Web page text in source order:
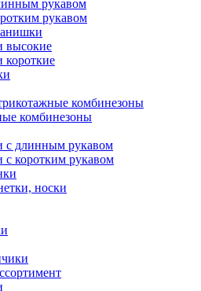
рукавом
рукавом
высокие
короткие
комбинезоны
комбинезоны
с длинным рукавом
с коротким рукавом
носки